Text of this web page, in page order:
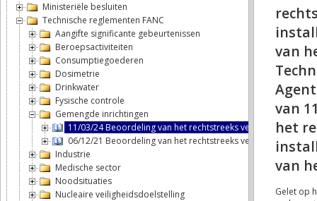
Ministeriële besluiten
Technische reglementen FANC
Aangifte significante gebeurtenissen
Beroepsactiviteiten
Consumptiegoederen
Dosimetrie
Drinkwater
Fysische controle
Gemengde inrichtingen
11/03/24 Beoordeling van het rechtstreeks verband tussen
06/12/21 Beoordeling van het rechtstreeks verband tussen
Industrie
Medische sector
Noodsituaties
Nucleaire veiligheidsdoelstelling